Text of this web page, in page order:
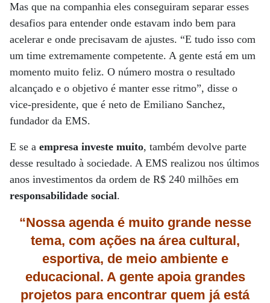
Mas que na companhia eles conseguiram separar esses
desafios para entender onde estavam indo bem para
acelerar e onde precisavam de ajustes. “E tudo isso com
um time extremamente competente. A gente está em um
momento muito feliz. O número mostra o resultado
alcançado e o objetivo é manter esse ritmo”, disse o
vice-presidente, que é neto de Emiliano Sanchez,
fundador da EMS.
E se a empresa investe muito, também devolve parte
desse resultado à sociedade. A EMS realizou nos últimos
anos investimentos da ordem de R$ 240 milhões em
responsabilidade social.
“Nossa agenda é muito grande nesse
tema, com ações na área cultural,
esportiva, de meio ambiente e
educacional. A gente apoia grandes
projetos para encontrar quem já está